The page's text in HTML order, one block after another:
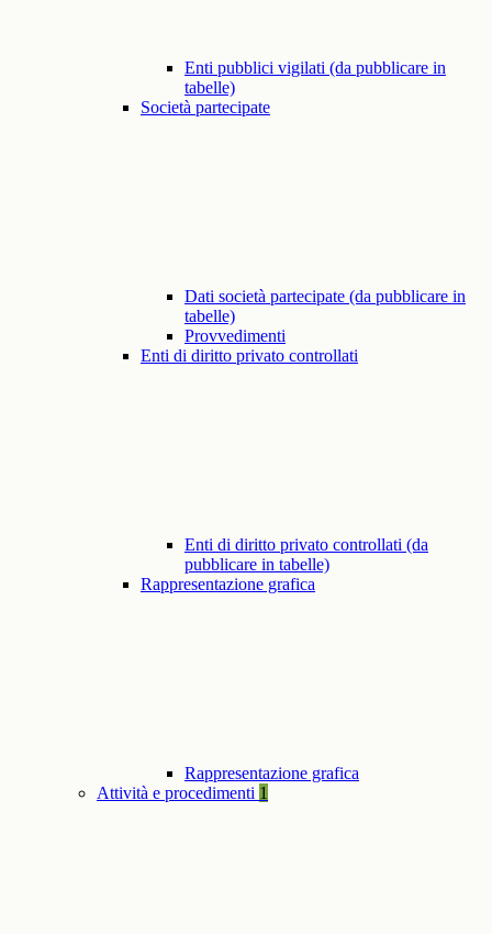
Enti pubblici vigilati (da pubblicare in
tabelle)
Società partecipate
Dati società partecipate (da pubblicare in
tabelle)
Provvedimenti
Enti di diritto privato controllati
Enti di diritto privato controllati (da
pubblicare in tabelle)
Rappresentazione grafica
Rappresentazione grafica
Attività e procedimenti 1